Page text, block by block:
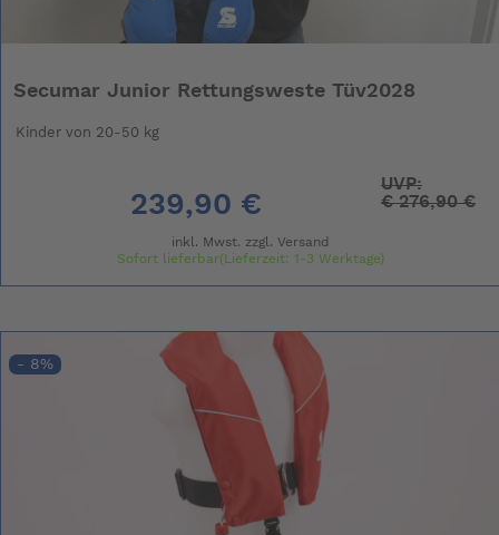
Secumar Junior Rettungsweste Tüv2028
Kinder von 20-50 kg
239,90 €
UVP:
€276,90 €
inkl. Mwst. zzgl. Versand
Sofort lieferbar(Lieferzeit: 1-3 Werktage)
- 8%